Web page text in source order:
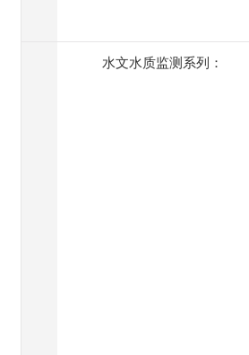
水文水质监测系列：